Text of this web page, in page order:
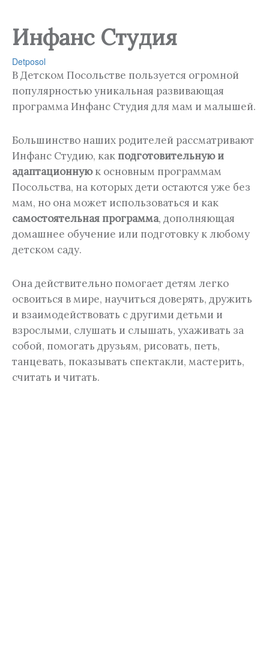
Инфанс Студия
Detposol
В Детском Посольстве пользуется огромной
популярностью уникальная развивающая
программа Инфанс Студия для мам и малышей.
Большинство наших родителей рассматривают
Инфанс Студию, как подготовительную и
адаптационнуюк основным программам
Посольства, на которых дети остаются уже без
мам, но она может использоваться и как
самостоятельная программа, дополняющая
домашнее обучение или подготовку к любому
детском саду.
Она действительно помогает детям легко
освоиться в мире, научиться доверять, дружить
и взаимодействовать с другими детьми и
взрослыми, слушать и слышать, ухаживать за
собой, помогать друзьям, рисовать, петь,
танцевать, показывать спектакли, мастерить,
считать и читать.